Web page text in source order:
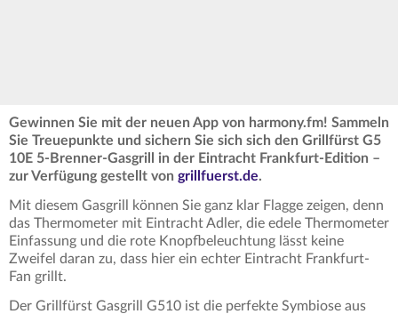
Gewinnen Sie mit der neuen App von harmony.fm! Sammeln
Sie Treuepunkte und sichern Sie sich sich den Grillfürst G5
10E 5-Brenner-Gasgrill in der Eintracht Frankfurt-Edition –
zur Verfügung gestellt von grillfuerst.de.
Mit diesem Gasgrill können Sie ganz klar Flagge zeigen, denn
das Thermometer mit Eintracht Adler, die edele Thermometer
Einfassung und die rote Knopfbeleuchtung lässt keine
Zweifel daran zu, dass hier ein echter Eintracht Frankfurt-
Fan grillt.
Der Grillfürst Gasgrill G510 ist die perfekte Symbiose aus